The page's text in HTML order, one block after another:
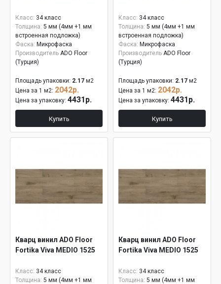
Класс: 34 класс
Толщина: 5 мм (4мм +1 мм
встроенная подложка)
Фаска: Микрофаска
Производитель ADO Floor
(Турция)
Площадь упаковки: 2.17 м2
Цена за 1 м2: 2042р.
Цена за упаковку: 4431р.
Купить
Класс: 34 класс
Толщина: 5 мм (4мм +1 мм
встроенная подложка)
Фаска: Микрофаска
Производитель ADO Floor
(Турция)
Площадь упаковки: 2.17 м2
Цена за 1 м2: 2042р.
Цена за упаковку: 4431р.
Купить
Кварц винил ADO Floor
Fortika Viva MEDIO 1525
Класс: 34 класс
Толщина: 5 мм (4мм +1 мм
Кварц винил ADO Floor
Fortika Viva MEDIO 1525
Класс: 34 класс
Толщина: 5 мм (4мм +1 мм